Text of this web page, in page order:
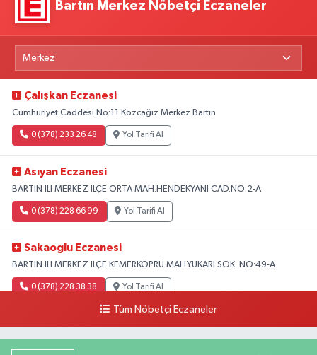
Bartın Merkez Nöbetçi Eczaneler
Çalışkan Eczanesi
Cumhuriyet Caddesi No:11 Kozcağız Merkez Bartın
0 (378) 233 26 48 Yol Tarifi Al
Asıyan Eczanesi
BARTIN ILI MERKEZ ILÇE ORTA MAH.HENDEKYANI CAD.NO:2-A
0 (378) 228 66 99 Yol Tarifi Al
Sakaoglu Eczanesi
BARTIN ILI MERKEZ ILÇE KEMERKÖPRÜ MAH.YUKARI SOK. NO:49-A
0 (378) 228 38 38 Yol Tarifi Al
Tüm Nöbetçi Eczaneler